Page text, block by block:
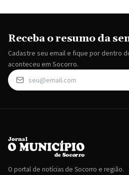
Receba o resumo da
Cadastre seu email e fique por dentro
aconteceu em Socorro.
O portal de notícias de Socorro e região.